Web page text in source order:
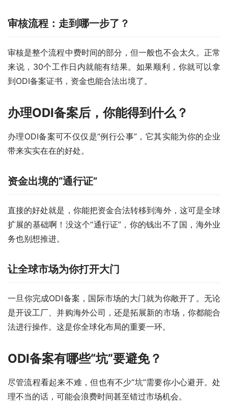
审核流程：走到哪一步了？
审核是整个流程中费时间的部分，但一般也不会太久。正常
来说，30个工作日内就能有结果。如果顺利，你就可以拿
到ODI备案证书，资金也能合法出境了。
办理ODI备案后，你能得到什么？
办理ODI备案可不仅仅是“例行公事”，它其实能为你的企业
带来实实在在的好处。
资金出境的“通行证”
直接的好处就是，你能把资金合法转移到海外，这可是全球
扩展的基础啊！没这个“通行证”，你的钱出不了国，海外业
务也别想推进。
让全球市场为你打开大门
一旦你完成ODI备案，国际市场的大门就为你敞开了。无论
是开设工厂、并购海外公司，还是拓展新的市场，你都能合
法进行操作。这是你全球化布局的重要一环。
ODI备案有哪些“坑”要避免？
尽管流程看起来不难，但也有不少“坑”需要你小心避开。处
理不当的话，可能会浪费时间甚至错过市场机会。